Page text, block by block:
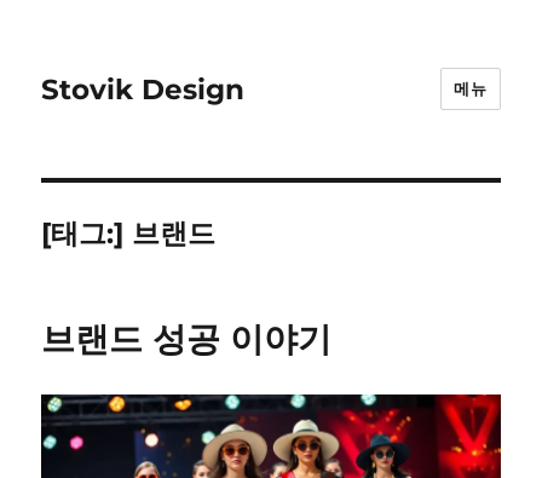
Stovik Design 메뉴
[태그:] 브랜드
브랜드 성공 이야기